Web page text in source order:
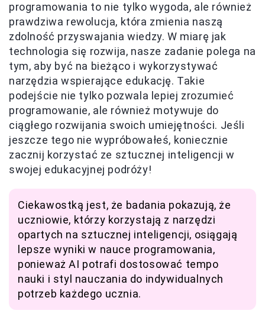
programowania to nie tylko wygoda, ale również
prawdziwa rewolucja, która zmienia naszą
zdolność przyswajania wiedzy. W miarę jak
technologia się rozwija, nasze zadanie polega na
tym, aby być na bieżąco i wykorzystywać
narzędzia wspierające edukację. Takie
podejście nie tylko pozwala lepiej zrozumieć
programowanie, ale również motywuje do
ciągłego rozwijania swoich umiejętności. Jeśli
jeszcze tego nie wypróbowałeś, koniecznie
zacznij korzystać ze sztucznej inteligencji w
swojej edukacyjnej podróży!
Ciekawostką jest, że badania pokazują, że
uczniowie, którzy korzystają z narzędzi
opartych na sztucznej inteligencji, osiągają
lepsze wyniki w nauce programowania,
ponieważ AI potrafi dostosować tempo
nauki i styl nauczania do indywidualnych
potrzeb każdego ucznia.